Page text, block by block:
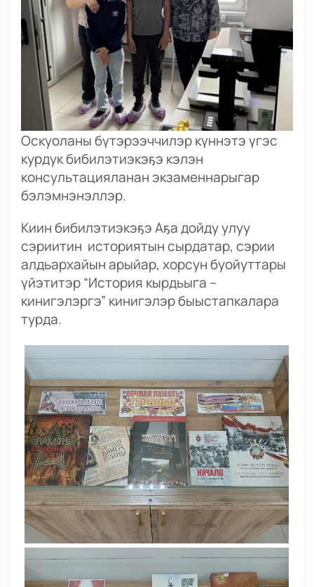
Оскуоланы бүтэрээччилэр күннэтэ үгэс
курдук бибилэтиэкэҕэ кэлэн
консультацияланан экзаменнарыгар
бэлэмнэнэллэр.
Киин бибилэтиэкэҕэ Аҕа дойду улуу
сэриитин историятын сырдатар, сэрии
алдьархайын арыйар, хорсун буойуттары
үйэтитэр “История кырдьыга –
кинигэлэргэ” кинигэлэр быыстапкалара
турда.